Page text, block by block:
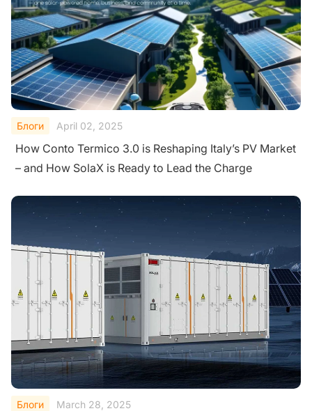
Блоги April 02, 2025
How Conto Termico 3.0 is Reshaping Italy’s PV Market
– and How SolaX is Ready to Lead the Charge
Блоги March 28, 2025